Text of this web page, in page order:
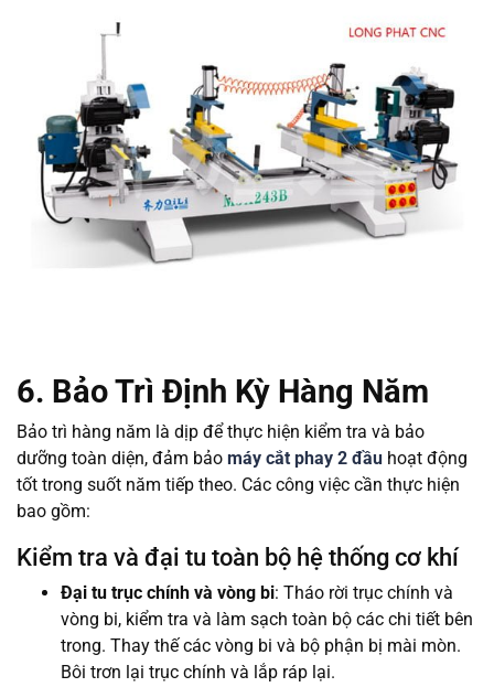
6. Bảo Trì Định Kỳ Hàng Năm
Bảo trì hàng năm là dịp để thực hiện kiểm tra và bảo
dưỡng toàn diện, đảm bảo máy cắt phay 2 đầu hoạt động
tốt trong suốt năm tiếp theo. Các công việc cần thực hiện
bao gồm:
Kiểm tra và đại tu toàn bộ hệ thống cơ khí
Đại tu trục chính và vòng bi: Tháo rời trục chính và
vòng bi, kiểm tra và làm sạch toàn bộ các chi tiết bên
trong. Thay thế các vòng bi và bộ phận bị mài mòn.
Bôi trơn lại trục chính và lắp ráp lại.